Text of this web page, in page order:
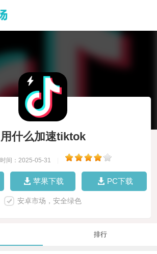
用什么加速tiktok
时间：2025-05-31
苹果下载 PC下载
安卓市场，安全绿色
排行